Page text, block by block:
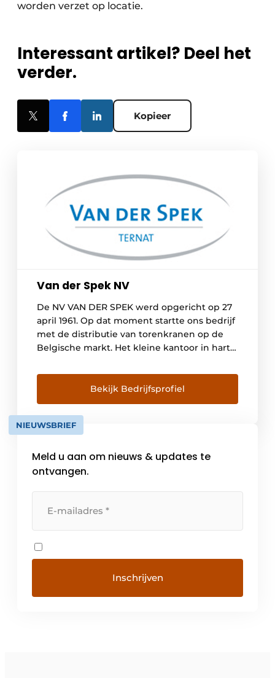
worden verzet op locatie.
Interessant artikel? Deel het
verder.
Kopieer
Van der Spek NV
De NV VAN DER SPEK werd opgericht op 27
april 1961. Op dat moment startte ons bedrijf
met de distributie van torenkranen op de
Belgische markt. Het kleine kantoor in hartje
geschikte locatie in Overijse waar ook een
atelier en stockageruimte te onzer
beschikking waren. Op 28 september 1976
[…]
Bekijk Bedrijfsprofiel
NIEUWSBRIEF
Meld u aan om nieuws & updates te
ontvangen.